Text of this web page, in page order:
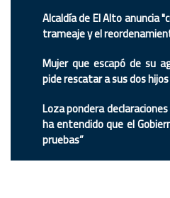
Alcaldía de El Alto anuncia
trameaje y el
Mujer que escapó de su
pide rescatar a sus dos hijos
Loza pondera
ha entendido que el
pruebas”